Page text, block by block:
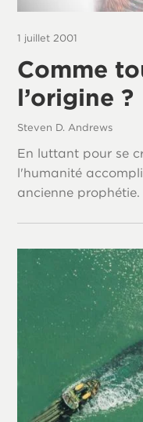
1 juillet 2001
Comme
l’origine ?
Steven D. Andrews
En luttant pour se
l'humanité
ancienne prophétie.